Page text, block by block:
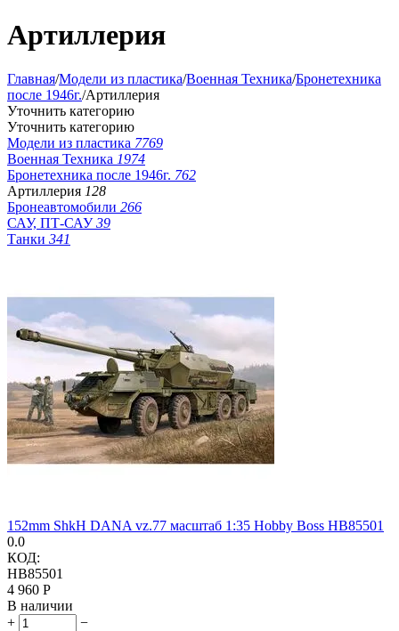
Артиллерия
Главная/Модели из пластика/Военная Техника/Бронетехника
после 1946г./Артиллерия
Уточнить категорию
Уточнить категорию
Модели из пластика 7769
Военная Техника 1974
Бронетехника после 1946г. 762
Артиллерия 128
Бронеавтомобили 266
САУ, ПТ-САУ39
Танки 341
152mm ShkH DANA vz.77 масштаб 1:35 Hobby Boss HB85501
0.0
КОД:
HB85501
4 960 Р
В наличии
+
−